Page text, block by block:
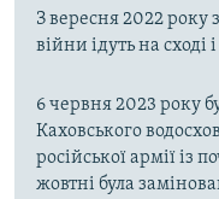
З вересня 2022 року
війни ідуть на сході
6 червня 2023 року
Каховського
російської армії із
жовтні була